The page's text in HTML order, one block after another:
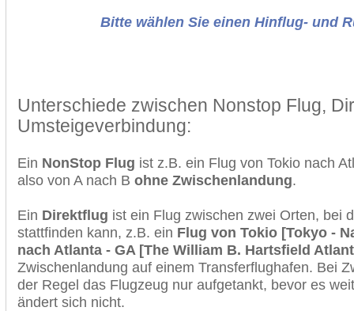
Bitte wählen Sie einen Hinflug- und
Unterschiede zwischen Nonstop Flug,
Umsteigeverbindung:
Ein NonStop Flug ist z.B. ein Flug von Tokio nach
also von A nach B ohne Zwischenlandung.
Ein Direktflug ist ein Flug zwischen zwei Orten, bei
stattfinden kann, z.B. ein Flug von Tokio [Tokyo -
nach Atlanta - GA [The William B. Hartsfield
Zwischenlandung auf einem Transferflughafen. Bei
der Regel das Flugzeug nur aufgetankt, bevor es
ändert sich nicht.